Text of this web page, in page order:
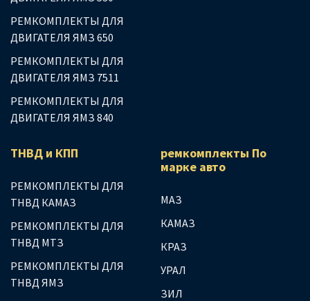
РЕМКОМПЛЕКТЫ ДЛЯ
ДВИГАТЕЛЯ ЯМЗ 650
РЕМКОМПЛЕКТЫ ДЛЯ
ДВИГАТЕЛЯ ЯМЗ 7511
РЕМКОМПЛЕКТЫ ДЛЯ
ДВИГАТЕЛЯ ЯМЗ 840
ТНВД и КПП
РЕМКОМПЛЕКТЫ ДЛЯ
ТНВД КАМАЗ
РЕМКОМПЛЕКТЫ ДЛЯ
ТНВД МТЗ
РЕМКОМПЛЕКТЫ ДЛЯ
ТНВД ЯМЗ
ремкомплекты По
марке авто
МАЗ
КАМАЗ
КРАЗ
УРАЛ
ЗИЛ